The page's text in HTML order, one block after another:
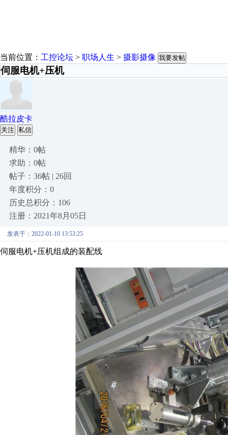
当前位置： 工控论坛 > 职场人生 > 摄影摄像 我要发帖
伺服电机+压机
酷拉皮卡
关注 私信
精华：0帖
求助：0帖
帖子：36帖 | 26回
年度积分：0
历史总积分：106
注册：2021年8月05日
发表于：2022-01-10 13:53:25
伺服电机+压机组成的装配线